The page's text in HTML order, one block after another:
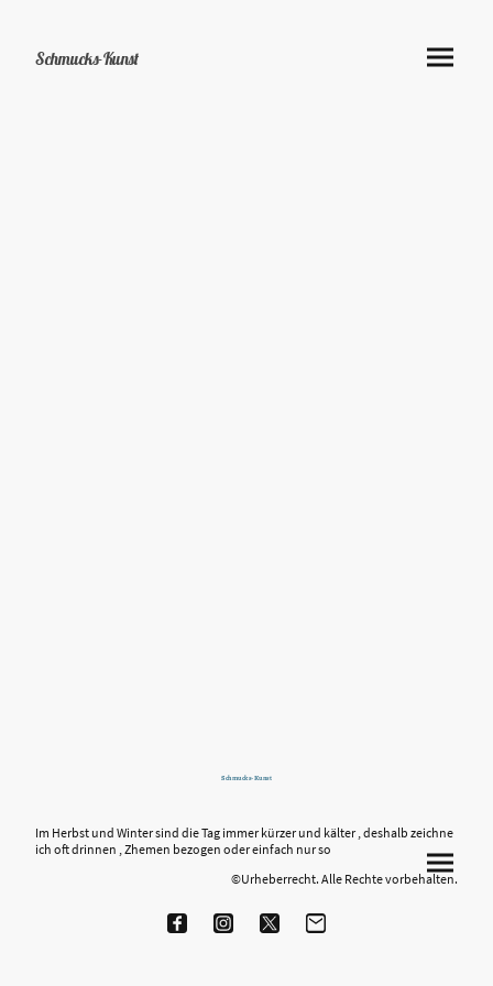
Schmucks-Kunst
Schmucks-Kunst
Im Herbst und Winter sind die Tag immer kürzer und kälter , deshalb zeichne
ich oft drinnen , Zhemen bezogen oder einfach nur so
©Urheberrecht. Alle Rechte vorbehalten.